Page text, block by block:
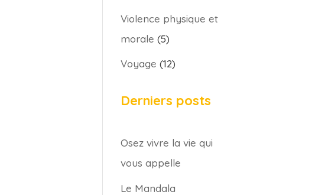
Violence physique et
morale (5)
Voyage (12)
Derniers posts
Osez vivre la vie qui
vous appelle
Le Mandala